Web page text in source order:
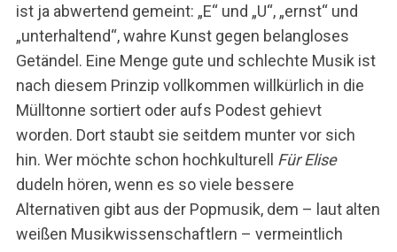
ist ja abwertend gemeint: „E“ und „U“, „ernst“ und
„unterhaltend“, wahre Kunst gegen belangloses
Getändel. Eine Menge gute und schlechte Musik ist
nach diesem Prinzip vollkommen willkürlich in die
Mülltonne sortiert oder aufs Podest gehievt
worden. Dort staubt sie seitdem munter vor sich
hin. Wer möchte schon hochkulturell Für Elise
dudeln hören, wenn es so viele bessere
Alternativen gibt aus der Popmusik, dem – laut alten
weißen Musikwissenschaftlern – vermeintlich